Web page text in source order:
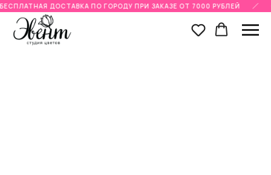
ДОСТАВКА ПО ГОРОДУ ПРИ ЗАКАЗЕ ОТ 7000 РУБЛЕЙ